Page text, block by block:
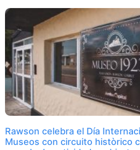
Rawson celebra el Día
Museos con circuito històrico